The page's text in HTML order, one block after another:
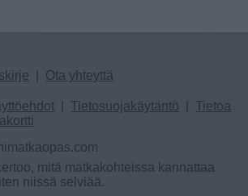
Ota yhteyttä
Tietosuojakäytäntö
Tietoa
mitä matkakohteissa kannattaa
niissä selviää.